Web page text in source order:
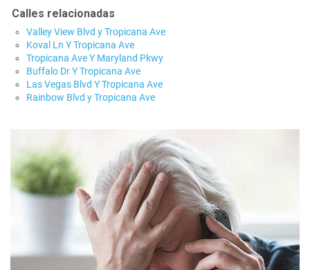
Calles relacionadas
Valley View Blvd y Tropicana Ave
Koval Ln Y Tropicana Ave
Tropicana Ave Y Maryland Pkwy
Buffalo Dr Y Tropicana Ave
Las Vegas Blvd Y Tropicana Ave
Rainbow Blvd y Tropicana Ave